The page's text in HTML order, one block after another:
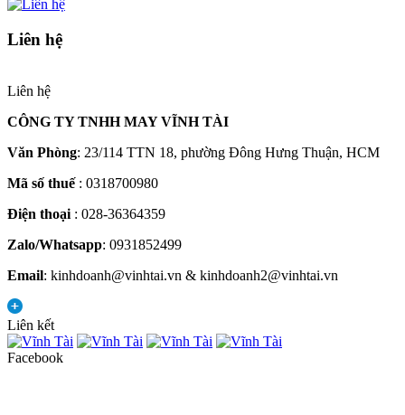
Liên hệ
Liên hệ
CÔNG TY TNHH MAY VĨNH TÀI
Văn Phòng: 23/114 TTN 18, phường Đông Hưng Thuận, HCM
Mã số thuế : 0318700980
Điện thoại : 028-36364359
Zalo/Whatsapp: 0931852499
Email: kinhdoanh@vinhtai.vn & kinhdoanh2@vinhtai.vn
Liên kết
Facebook